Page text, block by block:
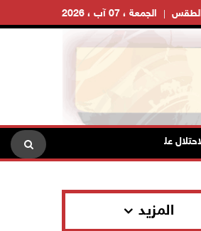
الجمعة ، 07 آب ، 2026 الطقس
المزيد